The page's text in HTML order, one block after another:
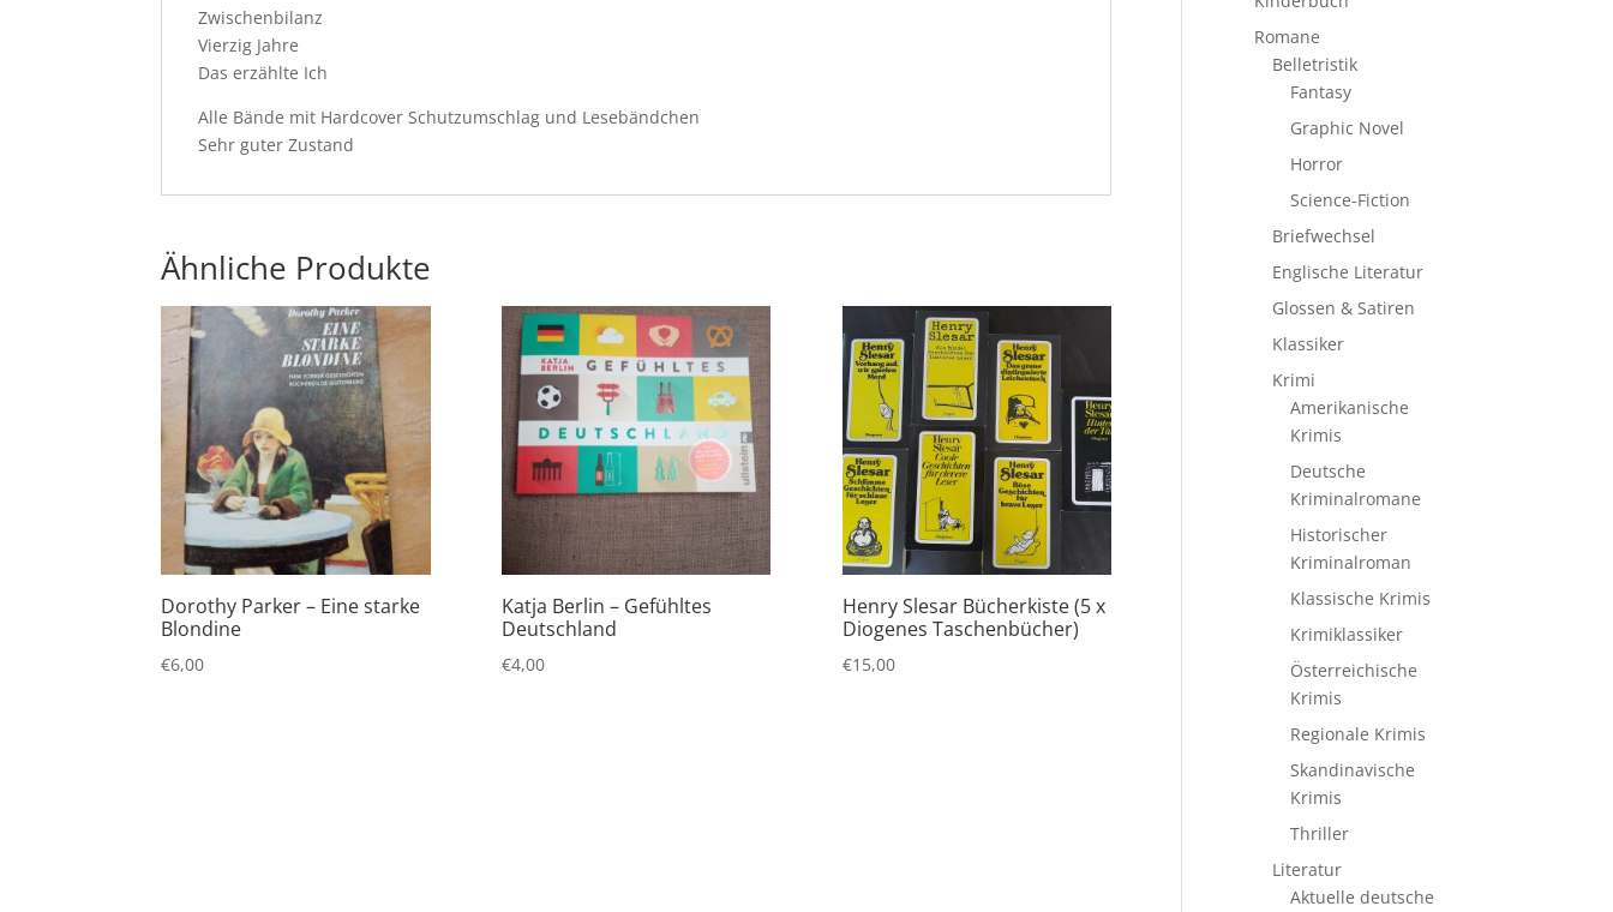
Zwischenbilanz
Vierzig Jahre
Das erzählte Ich
Alle Bände mit Hardcover Schutzumschlag und Lesebändchen
Sehr guter Zustand
Ähnliche Produkte
Dorothy Parker – Eine starke
Blondine
€6,00
Katja Berlin – Gefühltes
Deutschland
€4,00
Henry Slesar Bücherkiste (5 x
Diogenes Taschenbücher)
€15,00
Romane
Belletristik
Fantasy
Graphic Novel
Horror
Science-Fiction
Briefwechsel
Englische Literatur
Glossen & Satiren
Klassiker
Krimi
Amerikanische
Krimis
Deutsche
Kriminalromane
Historischer
Kriminalroman
Klassische Krimis
Krimiklassiker
Österreichische
Krimis
Regionale Krimis
Skandinavische
Krimis
Thriller
Literatur
Aktuelle deutsche